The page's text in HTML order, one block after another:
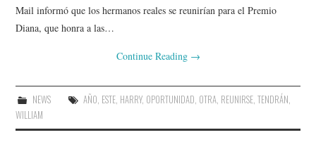
Mail informó que los hermanos reales se reunirían para el Premio
Diana, que honra a las…
Continue Reading →
NEWS AÑO, ESTE, HARRY, OPORTUNIDAD, OTRA, REUNIRSE, TENDRÁN,
WILLIAM